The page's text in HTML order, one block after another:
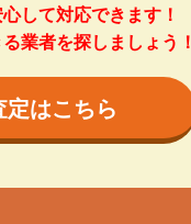
して対応できます！
業者を探しましょう！
はこちら